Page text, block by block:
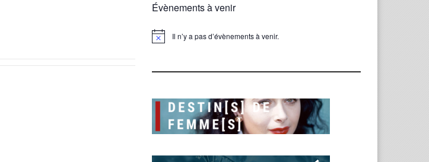
Évènements à venir
Notice Il n’y a pas d’évènements à venir.